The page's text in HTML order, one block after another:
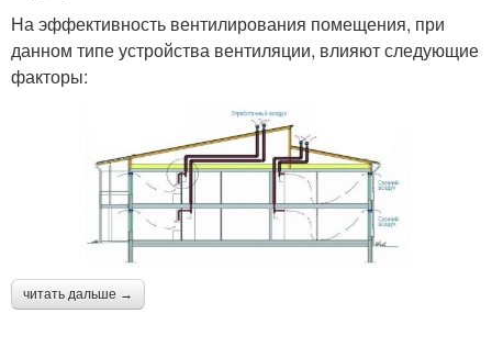
На эффективность вентилирования помещения, при
данном типе устройства вентиляции, влияют следующие
факторы:
читать дальше →